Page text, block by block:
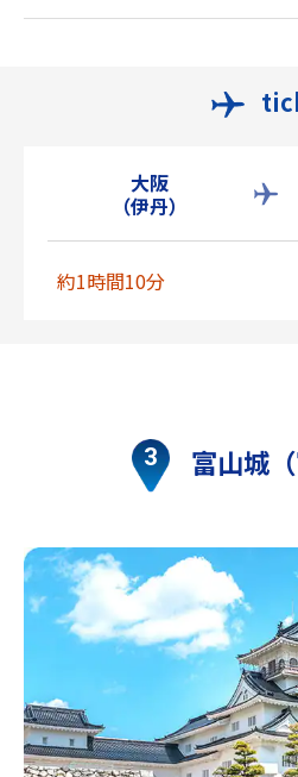
大阪
（伊丹）
約1時間10分
富山城（